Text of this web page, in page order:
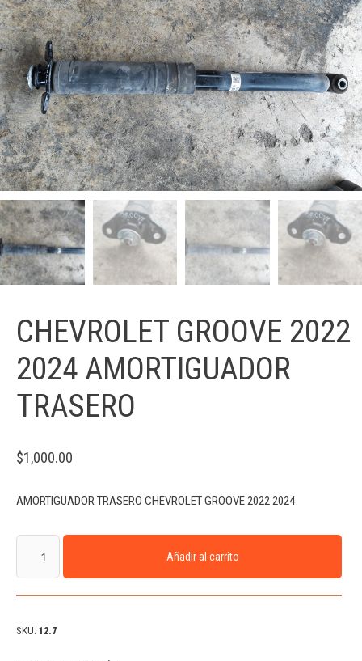
CHEVROLET GROOVE 2022
2024 AMORTIGUADOR
TRASERO
$1,000.00
AMORTIGUADOR TRASERO CHEVROLET GROOVE 2022 2024
Añadir al carrito
SKU: 12.7